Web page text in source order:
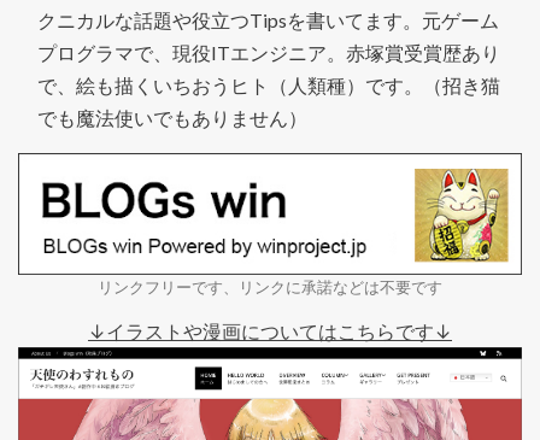
クニカルな話題や役立つTipsを書いてます。元ゲーム
プログラマで、現役ITエンジニア。赤塚賞受賞歴あり
で、絵も描くいちおうヒト（人類種）です。（招き猫
でも魔法使いでもありません）
リンクフリーです、リンクに承諾などは不要です
↓イラストや漫画についてはこちらです↓